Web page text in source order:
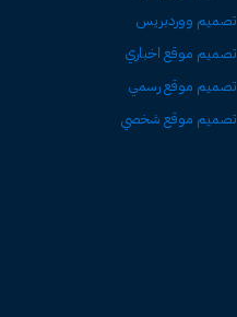
تصميم ووردبريس
تصميم موقع اخباري
تصميم موقع رسمي
تصميم موقع شخصي